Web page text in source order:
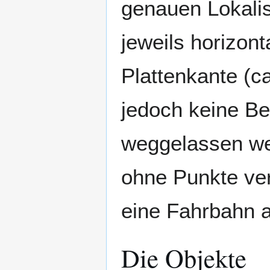
genauen
jeweils
Plattenkante
jedoch keine
weggelassen
ohne Punkte
eine Fahrbahn
Die Objekte